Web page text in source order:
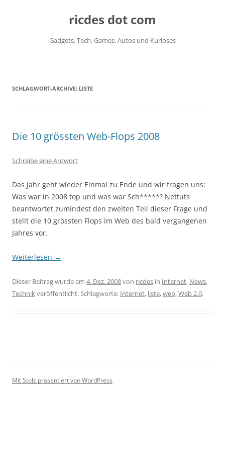
ricdes dot com
Gadgets, Tech, Games, Autos und Kurioses
SCHLAGWORT-ARCHIVE: LISTE
Die 10 grössten Web-Flops 2008
Schreibe eine Antwort
Das Jahr geht wieder Einmal zu Ende und wir fragen uns:
Was war in 2008 top und was war Sch*****? Nettuts
beantwortet zumindest den zweiten Teil dieser Frage und
stellt die 10 grössten Flops im Web des bald vergangenen
Jahres vor.
Weiterlesen →
Dieser Beitrag wurde am 4. Dez. 2008von ricdes in Internet, News,
Technikveröffentlicht. Schlagworte: Internet, liste,web,Web 2.0.
Mit Stolz präsentiert von WordPress